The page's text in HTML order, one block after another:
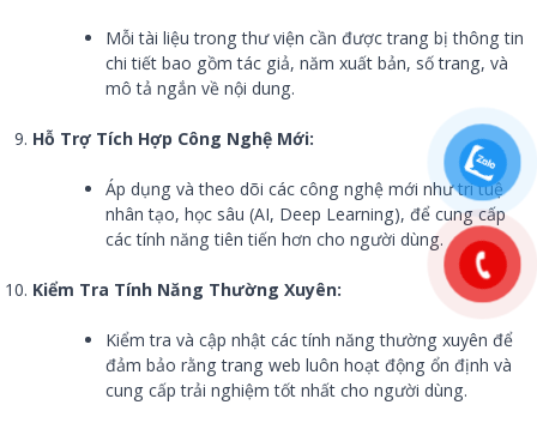
Mỗi tài liệu trong thư viện cần được trang bị thông tin
chi tiết bao gồm tác giả, năm xuất bản, số trang, và
mô tả ngắn về nội dung.
Hỗ Trợ Tích Hợp Công Nghệ Mới:
Áp dụng và theo dõi các công nghệ mới như trí tuệ
nhân tạo, học sâu (AI, Deep Learning), để cung cấp
các tính năng tiên tiến hơn cho người dùng.
Kiểm Tra Tính Năng Thường Xuyên:
Kiểm tra và cập nhật các tính năng thường xuyên để
đảm bảo rằng trang web luôn hoạt động ổn định và
cung cấp trải nghiệm tốt nhất cho người dùng.